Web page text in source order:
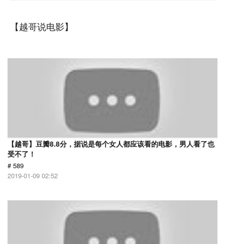
【越哥说电影】
【越哥】豆瓣8.8分，据说是每个女人都应该看的电影，男人看了也
受不了！
# 589
2019-01-09 02:52